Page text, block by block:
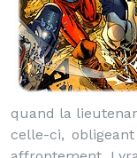
quand la
celle-ci,